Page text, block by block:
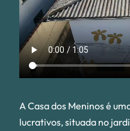
A Casa dos Meninos é
lucrativos, situada no